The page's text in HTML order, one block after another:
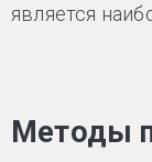
является
Методы